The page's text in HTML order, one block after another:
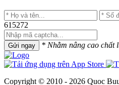
615272
Gửi ngay * Nhằm nâng cao chất
Copyright © 2010 - 2026 Quoc